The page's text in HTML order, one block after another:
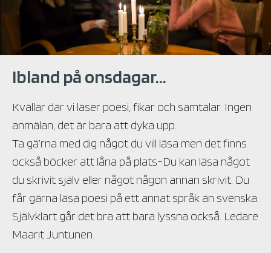
Ibland på onsdagar...
Kvällar där vi läser poesi, fikar och samtalar. Ingen
anmälan, det är bara att dyka upp.
Ta gä’rna med dig något du vill läsa men det finns
också böcker att låna på plats-Du kan läsa något
du skrivit själv eller något någon annan skrivit. Du
får gärna läsa poesi på ett annat språk än svenska.
Självklart går det bra att bara lyssna också. Ledare
Maarit Juntunen.